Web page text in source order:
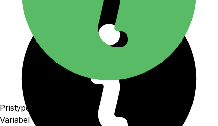
Pristype
Variabel